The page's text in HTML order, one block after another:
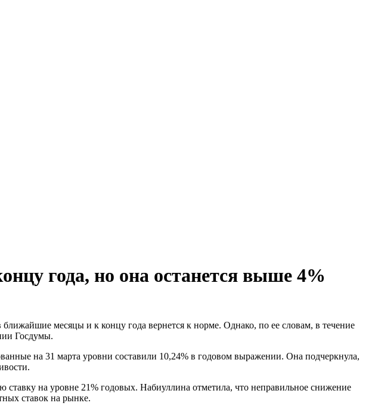
года, но она останется выше 4%
Госдумы.
на 31 марта уровни составили 10,24% в годовом выражении. Она подчеркнула,
на уровне 21% годовых. Набиуллина отметила, что неправильное снижение
ставок на рынке.